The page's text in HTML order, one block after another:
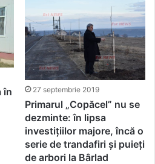
în
27 septembrie 2019
Primarul „Copăcel” nu se
dezminte: în lipsa
investițiilor majore, încă o
serie de trandafiri și puieți
de arbori la Bârlad